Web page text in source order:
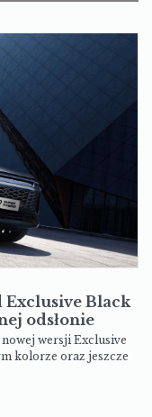
Exclusive Black
odsłonie
wersji Exclusive
kolorze oraz jeszcze